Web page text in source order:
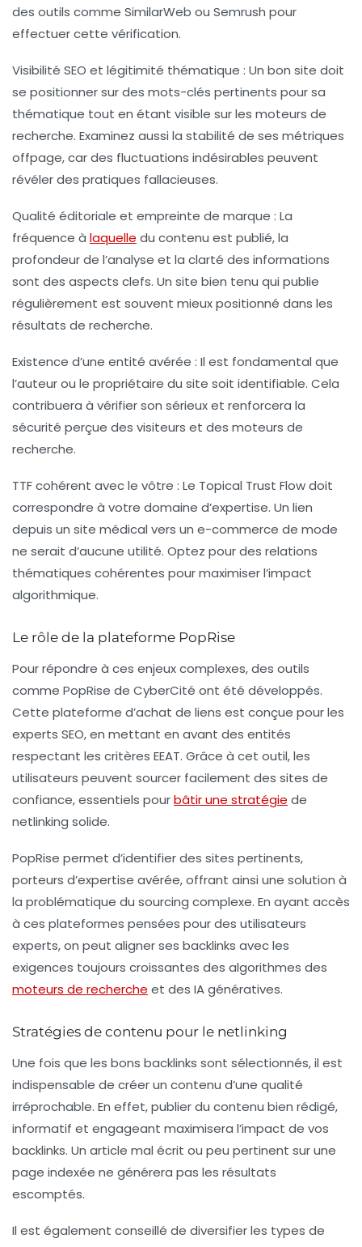
des outils comme SimilarWeb ou Semrush pour
effectuer cette vérification.
Visibilité SEO et légitimité thématique : Un bon site doit
se positionner sur des mots-clés pertinents pour sa
thématique tout en étant visible sur les moteurs de
recherche. Examinez aussi la stabilité de ses métriques
offpage, car des fluctuations indésirables peuvent
révéler des pratiques fallacieuses.
Qualité éditoriale et empreinte de marque : La
fréquence à laquelle du contenu est publié, la
profondeur de l’analyse et la clarté des informations
sont des aspects clefs. Un site bien tenu qui publie
régulièrement est souvent mieux positionné dans les
résultats de recherche.
Existence d’une entité avérée : Il est fondamental que
l’auteur ou le propriétaire du site soit identifiable. Cela
contribuera à vérifier son sérieux et renforcera la
sécurité perçue des visiteurs et des moteurs de
recherche.
TTF cohérent avec le vôtre : Le Topical Trust Flow doit
correspondre à votre domaine d’expertise. Un lien
depuis un site médical vers un e-commerce de mode
ne serait d’aucune utilité. Optez pour des relations
thématiques cohérentes pour maximiser l’impact
algorithmique.
Le rôle de la plateforme PopRise
Pour répondre à ces enjeux complexes, des outils
comme PopRise de CyberCité ont été développés.
Cette plateforme d’achat de liens est conçue pour les
experts SEO, en mettant en avant des entités
respectant les critères EEAT. Grâce à cet outil, les
utilisateurs peuvent sourcer facilement des sites de
confiance, essentiels pourbâtir une stratégie de
netlinking solide.
PopRise permet d’identifier des sites pertinents,
porteurs d’expertise avérée, offrant ainsi une solution à
la problématique du sourcing complexe. En ayant accès
à ces plateformes pensées pour des utilisateurs
experts, on peut aligner ses backlinks avec les
exigences toujours croissantes des algorithmes des
moteurs de recherche et des IA génératives.
Stratégies de contenu pour le netlinking
Une fois que les bons backlinks sont sélectionnés, il est
indispensable de créer un contenu d’une qualité
irréprochable. En effet, publier du contenu bien rédigé,
informatif et engageant maximisera l’impact de vos
backlinks. Un article mal écrit ou peu pertinent sur une
page indexée ne générera pas les résultats
escomptés.
Il est également conseillé de diversifier les types de